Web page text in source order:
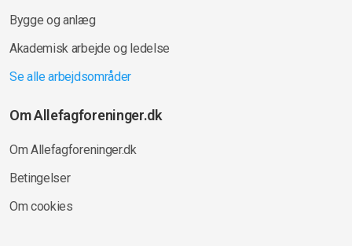
Bygge og anlæg
Akademisk arbejde og ledelse
Se alle arbejdsområder
Om Allefagforeninger.dk
Om Allefagforeninger.dk
Betingelser
Om cookies